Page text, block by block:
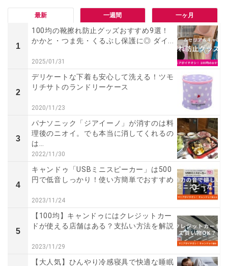
最新 一週間 一ヶ月
1
100均の靴擦れ防止グッズおすすめ9選！
かかと・つま先・くるぶし保護に◎ ダイ...
2025/01/31
2
デリケートな下着も安心して洗える！ツモ
リチサトのランドリーケース
2020/11/23
3
パナソニック「ジアイーノ」が消すのは料
理後のニオイ。でも本当に消してくれるの
は…
2022/11/30
4
キャンドゥ「USBミニスピーカー」は500
円で低音しっかり！使い方簡単でおすすめ
2023/11/24
5
【100均】キャンドゥにはクレジットカー
ドが使える店舗はある？支払い方法を解説
2023/11/29
【大人気】ひんやり冷感寝具で快適な睡眠